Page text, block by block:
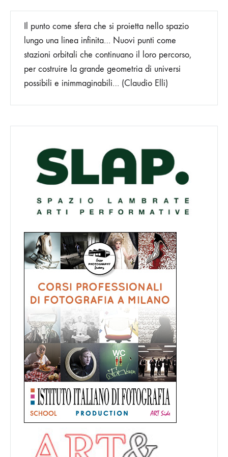
Il punto come sfera che si proietta nello spazio
lungo una linea infinita… Nuovi punti come
stazioni orbitali che continuano il loro percorso,
per costruire la grande geometria di universi
possibili e inimmaginabili… (Claudio Elli)